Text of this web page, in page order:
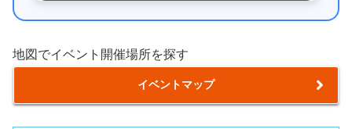
地図でイベント開催場所を探す
イベントマップ